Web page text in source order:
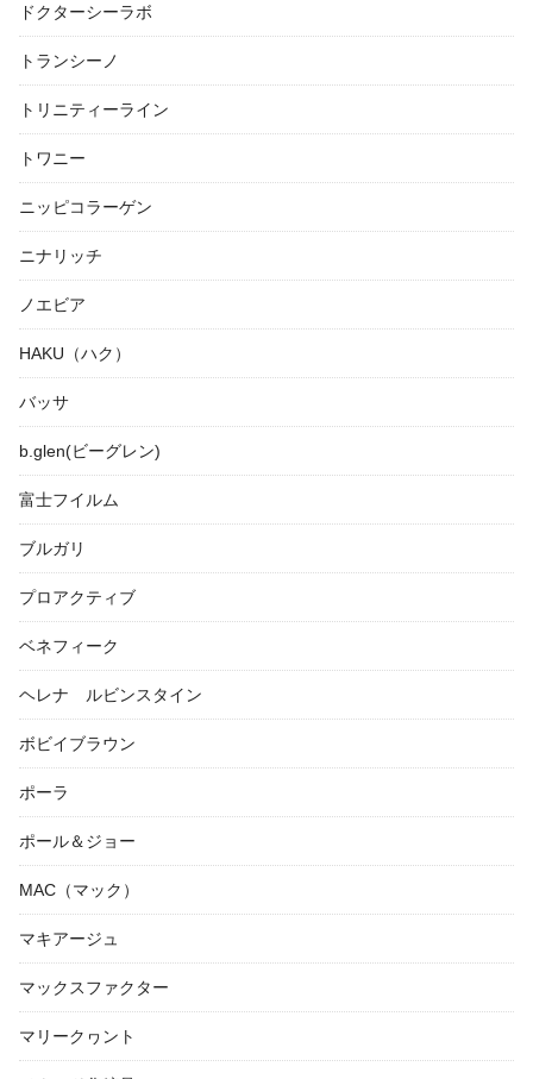
ドクターシーラボ
トランシーノ
トリニティーライン
トワニー
ニッピコラーゲン
ニナリッチ
ノエビア
HAKU（ハク）
バッサ
b.glen(ビーグレン)
富士フイルム
ブルガリ
プロアクティブ
ベネフィーク
ヘレナ ルビンスタイン
ボビイブラウン
ポーラ
ポール＆ジョー
MAC（マック）
マキアージュ
マックスファクター
マリークヮント